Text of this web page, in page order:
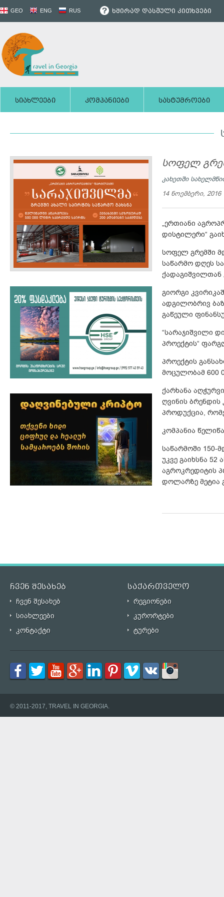
GEO ENG RUS ხშირად დასმული კითხვები
სიახლეები კომპანიები სასტუმროები
სოფელ
კახეთში
14 ნოემბერი, 2016
„ერთიანი
დისტილერი“
სოფელ გრემში
საწარმო დღეს
გიორგი
ადგილობრივ
გაწეული
“სარაჯიშვილი
პროექტის“
პროექტის
მოცულობამ 600
ქარხანა
ღვინის ბრენდის
პროდუქცია,
კომპანია
საწარმოში 150-
უკვე გაიხსნა
აგროკრედიტის
დოლარზე მეტია
ჩვენ შესახებ საქართველო
ჩვენ შესახებ
რეგიონები
სიახლეები
კურორტები
კონტაქტი
ტურები
© 2011-2017, TRAVEL IN GEORGIA.